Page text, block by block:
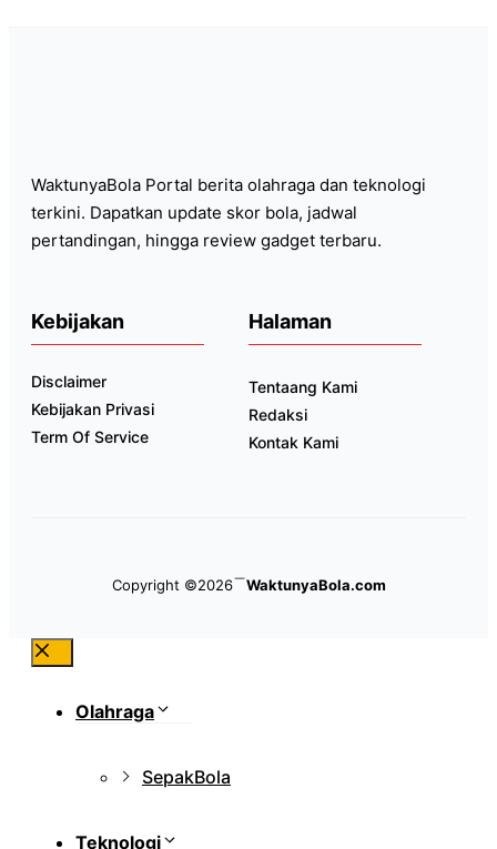
WaktunyaBola Portal berita olahraga dan teknologi
terkini. Dapatkan update skor bola, jadwal
pertandingan, hingga review gadget terbaru.
Kebijakan
Disclaimer
Kebijakan Privasi
Term Of Service
Halaman
Tentaang Kami
Redaksi
Kontak Kami
Copyright ©2026 WaktunyaBola.com
Close
Olahraga
SepakBola
Teknologi